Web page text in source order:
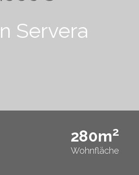
Servera
280m2
Wohnfläche